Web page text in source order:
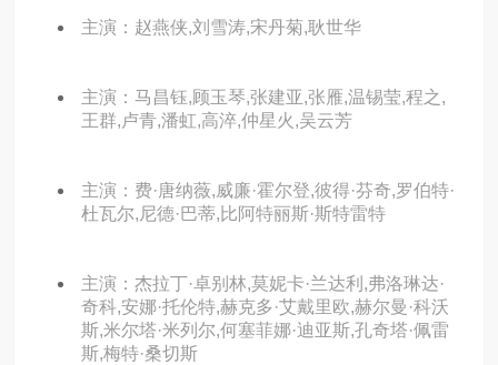
主演：赵燕侠,刘雪涛,宋丹菊,耿世华
主演：马昌钰,顾玉琴,张建亚,张雁,温锡莹,程之,
王群,卢青,潘虹,高淬,仲星火,吴云芳
主演：费·唐纳薇,威廉·霍尔登,彼得·芬奇,罗伯特·
杜瓦尔,尼德·巴蒂,比阿特丽斯·斯特雷特
主演：杰拉丁·卓别林,莫妮卡·兰达利,弗洛琳达·
奇科,安娜·托伦特,赫克多·艾戴里欧,赫尔曼·科沃
斯,米尔塔·米列尔,何塞菲娜·迪亚斯,孔奇塔·佩雷
斯,梅特·桑切斯